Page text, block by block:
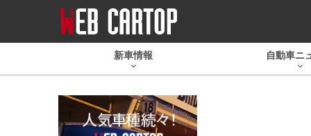
新車情報 自動車ニ